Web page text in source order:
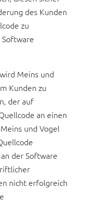
des Kunden
zu
Meins und
Kunden zu
der auf
an einen
und Vogel
der Software
nicht erfolgreich